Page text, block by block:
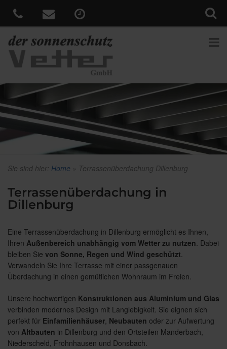
Sie sind hier: Home » Terrassenüberdachung Dillenburg
Terrassenüberdachung in
Dillenburg
Eine Terrassenüberdachung in Dillenburg ermöglicht es Ihnen,
Ihren Außenbereich unabhängig vom Wetter zu nutzen. Dabei
bleiben Sie von Sonne, Regen und Wind geschützt.
Verwandeln Sie Ihre Terrasse mit einer passgenauen
Überdachung in einen gemütlichen Wohnraum im Freien.
Unsere hochwertigen Konstruktionen aus Aluminium und Glas
verbinden modernes Design mit Langlebigkeit. Sie eignen sich
perfekt für Einfamilienhäuser, Neubauten oder zur Aufwertung
von Altbauten in Dillenburg und den Ortsteilen Manderbach,
Niederscheld, Frohnhausen und Donsbach.